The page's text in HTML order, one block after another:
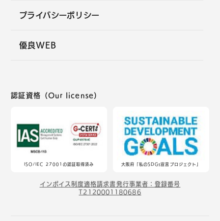
プライバシーポリシー
優良WEB
認証資格（Our license）
ISO/IEC 27001の認証取得済み 大阪府「私のSDGs宣言プロジェクト」
インボイス制度適格請求書発行事業者：登録番号
T2120001180686